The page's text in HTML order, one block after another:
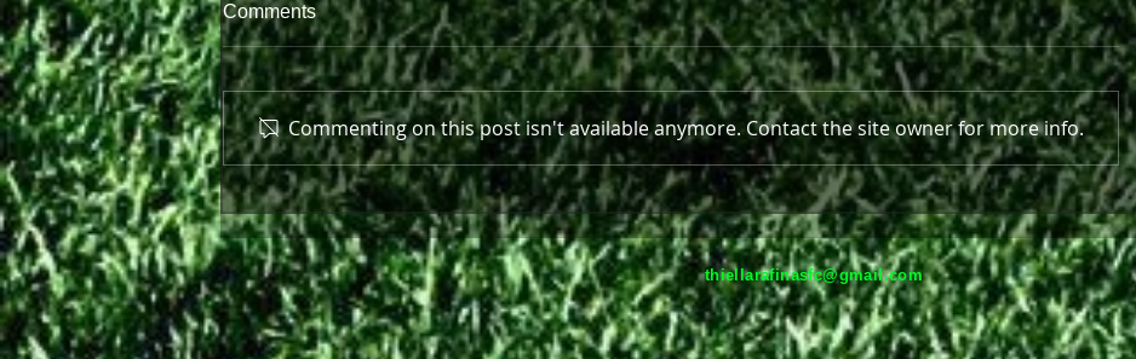
Περαστικά, Παύλο!
End of an era...
Comments
Commenting on this post isn't available anymore. Contact the site owner for more info.
thiellarafinasfc@gmail.com